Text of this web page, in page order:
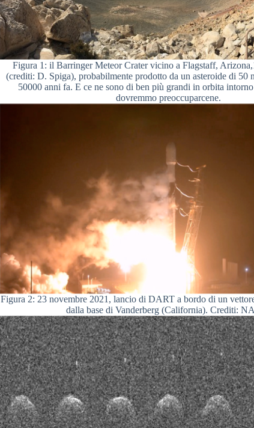
Figura 1: il Barringer Meteor Crater vicino a Flagstaff,
(crediti: D. Spiga), probabilmente prodotto da un asteroide di 50
50000 anni fa. E ce ne sono di ben più grandi in orbita
dovremmo preoccuparcene.
Figura 2: 23 novembre 2021, lancio di DART a bordo di un
dalla base di Vanderberg (California). Crediti: